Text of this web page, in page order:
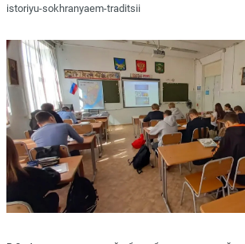
istoriyu-sokhranyaem-traditsii